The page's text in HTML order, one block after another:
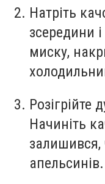
Натріть
зсередини
миску,
Розігрійте
Начиніть
апельсинів.